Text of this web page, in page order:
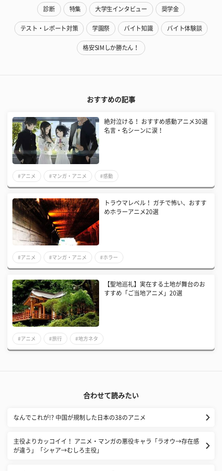
診断 特集 大学生インタビュー 奨学金
テスト・レポート対策 学園祭 バイト知識 バイト体験談
格安SIMしか勝たん！
おすすめの記事
絶対泣ける！ おすすめ感動アニメ30選
名言・名シーンに涙！
#アニメ #マンガ・アニメ #感動
トラウマレベル！ ガチで怖い、おすす
めホラーアニメ20選
#アニメ #マンガ・アニメ #ホラー
【聖地巡礼】実在する土地が舞台のお
すすめ「ご当地アニメ」20選
#アニメ #旅行 #地方ネタ
合わせて読みたい
なんでこれが!? 中国が規制した日本の38のアニメ
主役よりカッコイイ！ アニメ・マンガの悪役キャラ「ラオウ→存在感
が違う」「シャア→むしろ主役」